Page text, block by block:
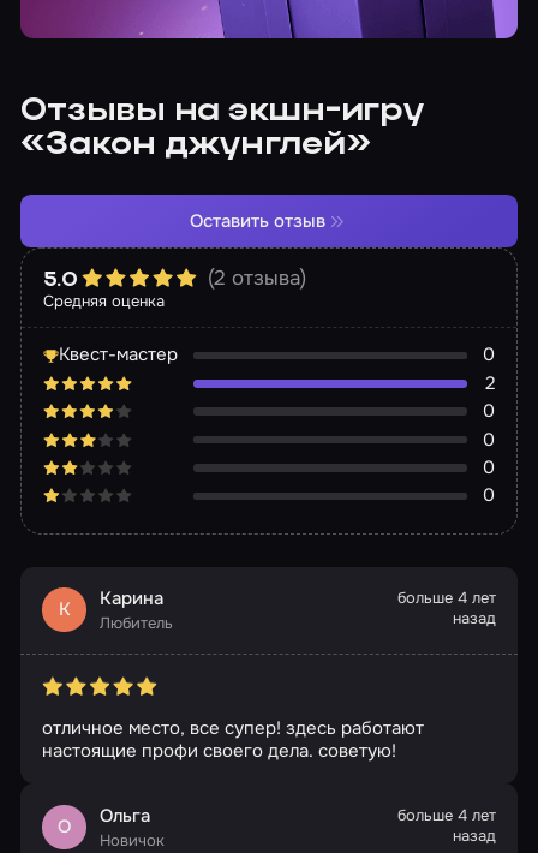
Отзывы на экшн-игру
«Закон джунглей»
Средняя оценка
5.0 (2 отзыва)
Квест-мастер
0
2
0
0
0
0
Оставить отзыв
К Карина
Любитель
больше 4 лет
назад
отличное место, все супер! здесь работают
настоящие профи своего дела. советую!
О Ольга
Новичок
больше 4 лет
назад